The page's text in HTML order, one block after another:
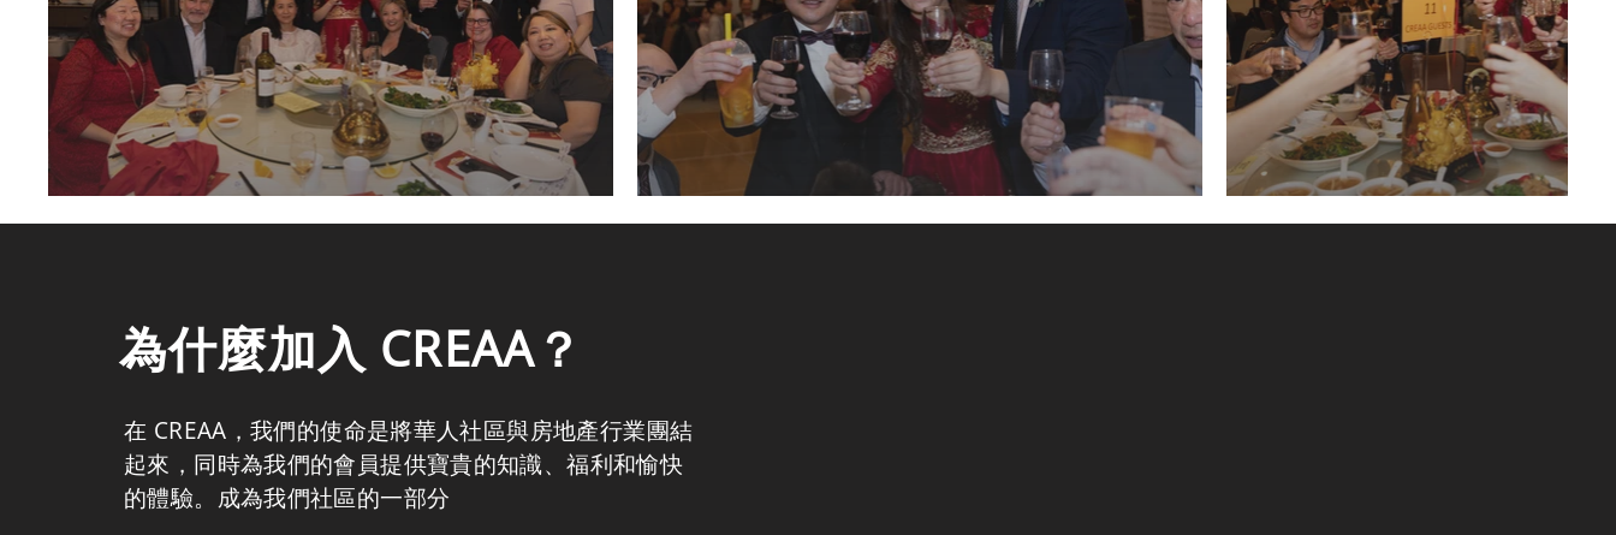
為什麼加入 CREAA？
在 CREAA，我們的使命是將華人社區與房地產行業團結
起來，同時為我們的會員提供寶貴的知識、福利和愉快
的體驗。成為我們社區的一部分